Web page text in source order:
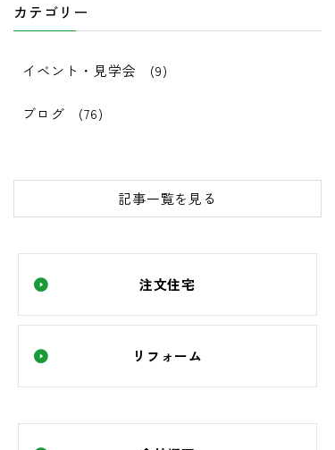
カテゴリー
イベント・見学会 (9)
ブログ (76)
記事一覧を見る
注文住宅
リフォーム